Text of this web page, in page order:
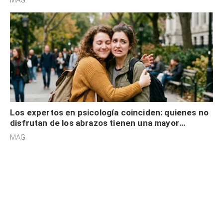
Los expertos en psicología coinciden: quienes no
disfrutan de los abrazos tienen una mayor
sensibilidad a los estímulos físicos y no es por
MAG.